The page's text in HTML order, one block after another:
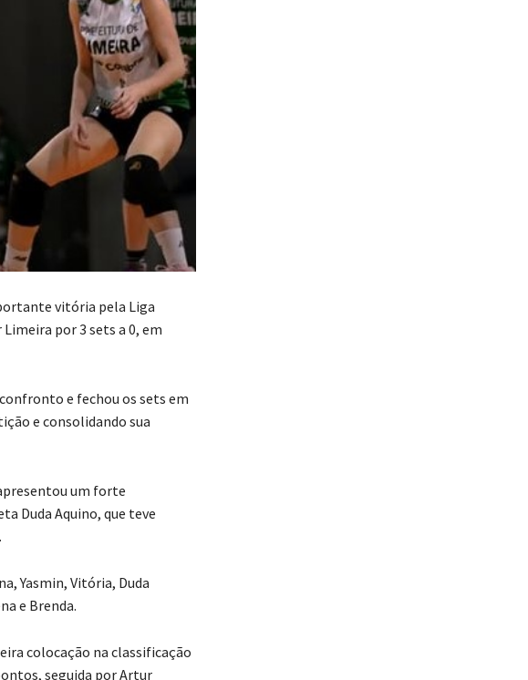
vitória pela Liga
por 3 sets a 0, em
e fechou os sets em
e consolidando sua
um forte
Duda Aquino, que teve
Yasmin, Vitória, Duda
e Brenda.
colocação na classificação
seguida por Artur